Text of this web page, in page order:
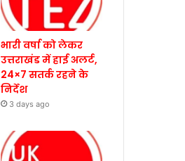
भारी वर्षा को लेकर
उत्तराखंड में हाई अलर्ट,
24×7 सतर्क रहने के
निर्देश
3 days ago